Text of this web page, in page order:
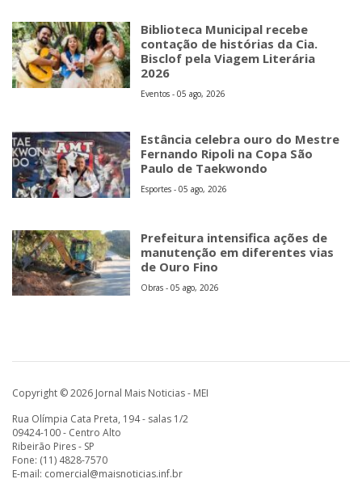
Biblioteca Municipal recebe
contação de histórias da Cia.
Bisclof pela Viagem Literária
2026
Eventos - 05 ago, 2026
Estância celebra ouro do Mestre
Fernando Ripoli na Copa São
Paulo de Taekwondo
Esportes - 05 ago, 2026
Prefeitura intensifica ações de
manutenção em diferentes vias
de Ouro Fino
Obras - 05 ago, 2026
Copyright © 2026 Jornal Mais Noticias - MEI
Rua Olímpia Cata Preta, 194 - salas 1/2
09424-100 - Centro Alto
Ribeirão Pires - SP
Fone: (11) 4828-7570
E-mail: comercial@maisnoticias.inf.br